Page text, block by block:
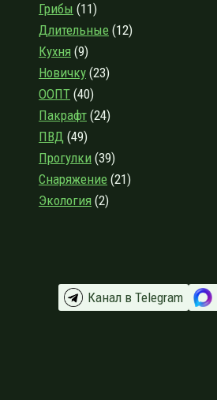
ВАРЯГИ»
Грибы (11)
Длительные (12)
Кухня (9)
Новичку (23)
ООПТ (40)
Пакрафт (24)
ПВД (49)
Прогулки (39)
Снаряжение (21)
Экология (2)
Канал в Telegram